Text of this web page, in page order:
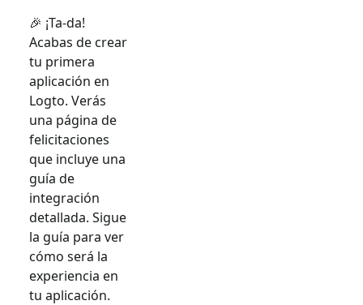
🎉 ¡Ta-da!
Acabas de crear
tu primera
aplicación en
Logto. Verás
una página de
felicitaciones
que incluye una
guía de
integración
detallada. Sigue
la guía para ver
cómo será la
experiencia en
tu aplicación.